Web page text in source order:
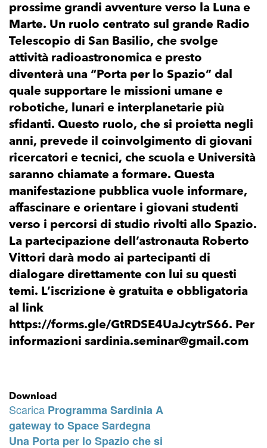
prossime grandi avventure verso la Luna e
Marte. Un ruolo centrato sul grande Radio
Telescopio di San Basilio, che svolge
attività radioastronomica e presto
diventerà una “Porta per lo Spazio” dal
quale supportare le missioni umane e
robotiche, lunari e interplanetarie più
sfidanti. Questo ruolo, che si proietta negli
anni, prevede il coinvolgimento di giovani
ricercatori e tecnici, che scuola e Università
saranno chiamate a formare. Questa
manifestazione pubblica vuole informare,
affascinare e orientare i giovani studenti
verso i percorsi di studio rivolti allo Spazio.
La partecipazione dell’astronauta Roberto
Vittori darà modo ai partecipanti di
dialogare direttamente con lui su questi
temi. L’iscrizione è gratuita e obbligatoria
al link
https://forms.gle/GtRDSE4UaJcytrS66. Per
informazioni sardinia.seminar@gmail.com
Download
Scarica Programma Sardinia A
gateway to Space Sardegna
Una Porta per lo Spazio che si